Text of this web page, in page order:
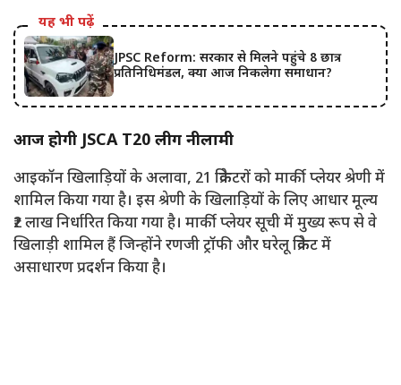
यह भी पढ़ें
JPSC Reform: सरकार से मिलने पहुंचे 8 छात्र
प्रतिनिधिमंडल, क्या आज निकलेगा समाधान?
आज होगी JSCA T20 लीग नीलामी
आइकॉन खिलाड़ियों के अलावा, 21 क्रिकेटरों को मार्की प्लेयर श्रेणी में
शामिल किया गया है। इस श्रेणी के खिलाड़ियों के लिए आधार मूल्य
₹2 लाख निर्धारित किया गया है। मार्की प्लेयर सूची में मुख्य रूप से वे
खिलाड़ी शामिल हैं जिन्होंने रणजी ट्रॉफी और घरेलू क्रिकेट में
असाधारण प्रदर्शन किया है।